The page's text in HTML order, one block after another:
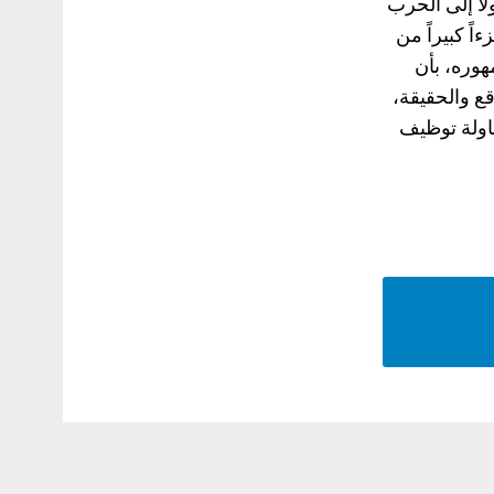
كبيراً من
بأن
والحقيقة،
توظيف